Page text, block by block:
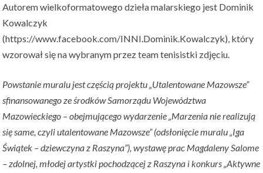
Autorem wielkoformatowego dzieła malarskiego jest Dominik
Kowalczyk
(https://www.facebook.com/INNI.Dominik.Kowalczyk), który
wzorował się na wybranym przez team tenisistki zdjęciu.
Powstanie muralu jest częścią projektu „Utalentowane Mazowsze”
sfinansowanego ze środków Samorządu Województwa
Mazowieckiego – obejmującego wydarzenie „Marzenia nie realizują
się same, czyli utalentowane Mazowsze” (odsłonięcie muralu „Iga
Świątek – dziewczyna z Raszyna”), wystawę prac Magdaleny Salome
– zdolnej, młodej artystki pochodzącej z Raszyna i konkurs „Aktywne